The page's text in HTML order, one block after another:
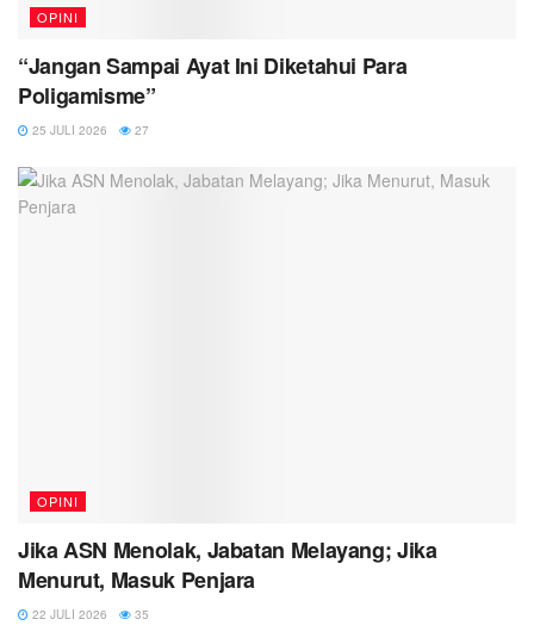
OPINI
“Jangan Sampai Ayat Ini Diketahui Para
Poligamisme”
25 JULI 2026 27
OPINI
Jika ASN Menolak, Jabatan Melayang; Jika
Menurut, Masuk Penjara
22 JULI 2026 35